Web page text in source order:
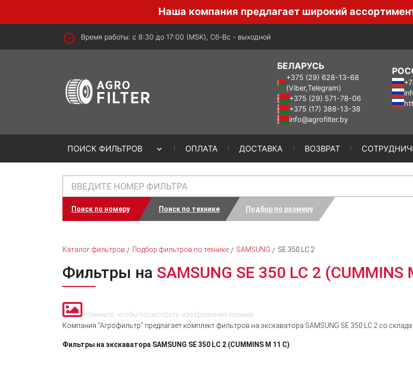
Наша компания предлагает широкий ассортимент
Время работы: с 8:30 до 17:00 (MSK), Сб-Вс - выходной
БЕЛАРУСЬ
+375 (29) 628-13-68
(Viber,Telegram)
+375 (29) 571-78-06
+375 (17) 388-13-38
info@agrofilter.by
ПОИСК ФИЛЬТРОВ ОПЛАТА ДОСТАВКА ВОЗВРАТ
Поиск по номеру Поиск по технике Подбор по размеру
Каталог фильтров Подбор фильтров по технике SAMSUNG SE 350 LC 2
Фильтры на SAMSUNG SE 350 LC 2 (CUMMINS
Нажмите, чтобы посмотреть изображения техники.
Компания "Агрофильтр" предлагает комплект фильтров на экскаватора SAMSUNG SE 350 LC 2 со
Фильтры на экскаватора SAMSUNG SE 350 LC 2 (CUMMINS M 11 C)